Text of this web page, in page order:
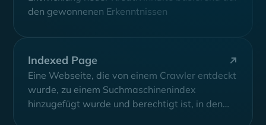
den gewonnenen Erkenntnissen
Indexed Page
Eine Webseite, die von einem Crawler entdeckt
wurde, zu einem Suchmaschinenindex
hinzugefügt wurde und berechtigt ist, in den